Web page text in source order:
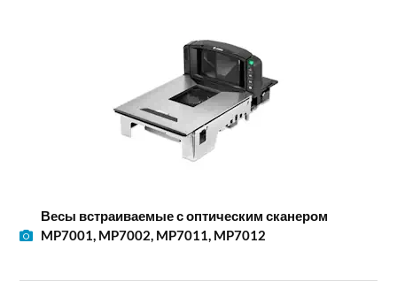
Весы встраиваемые с оптическим сканером
MP7001, MP7002, MP7011, MP7012